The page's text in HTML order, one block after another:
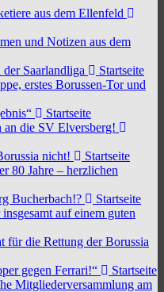
aus dem Ellenfeld
und Notizen aus dem
Saarlandliga
Startseite
erstes Borussen-Tor und
Startseite
die SV Elversberg!
nicht!
Startseite
80 Jahre – herzlichen
Bucherbach!?
Startseite
auf einem guten
für die Rettung der Borussia
gegen Ferrari!“
Startseite
Mitgliederversammlung am